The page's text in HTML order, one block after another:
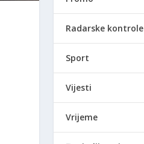
Radarske kontrole
Sport
Vijesti
Vrijeme